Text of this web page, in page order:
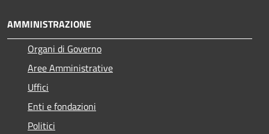
AMMINISTRAZIONE
Organi di Governo
Aree Amministrative
Uffici
Enti e fondazioni
Politici